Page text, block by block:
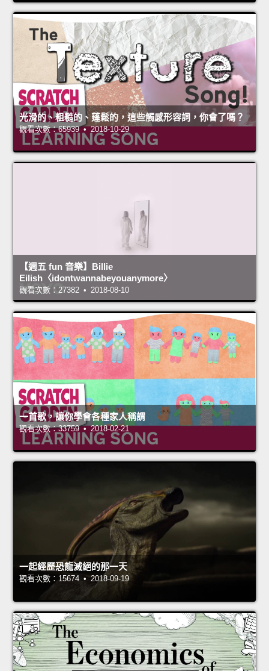
光滑的、粗糙的、蓬鬆的，這些觸感形容詞，你會了嗎？
觀看次數：65939 • 2018-10-29
【週五 fun 音樂】Billie
Eilish〈idontwannabeyouanymore〉
觀看次數：27382 • 2018-08-10
一首歌，讓你學會各種家人稱謂
觀看次數：33759 • 2018-02-21
一起經歷恐龍滅絕的那一天
觀看次數：15674 • 2018-09-19